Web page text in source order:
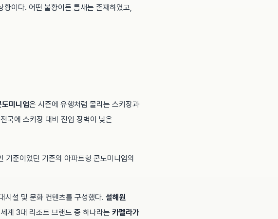
이다. 어떤 불황이든 틈새는 존재하였고,
미니엄은 시즌에 유행처럼 몰리는 스키장과
국에 스키장 대비 진입 장벽이 낮은
기준이었던 기존의 아파트형 콘도미니엄의
시설 및 문화 컨텐츠를 구성했다. 설해원
계 3대 리조트 브랜드 중 하나라는 카펠라가